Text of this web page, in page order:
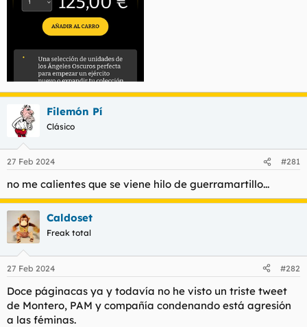
Filemón Pí
Clásico
27 Feb 2024 #281
no me calientes que se viene hilo de guerramartillo...
Caldoset
Freak total
27 Feb 2024 #282
Doce páginacas ya y todavía no he visto un triste tweet
de Montero, PAM y compañía condenando está agresión
a las féminas.